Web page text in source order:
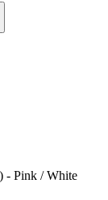
- Pink / White